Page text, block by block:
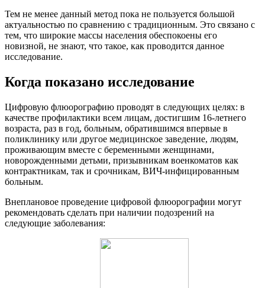
Тем не менее данный метод пока не пользуется большой
актуальностью по сравнению с традиционным. Это связано с
тем, что широкие массы населения обеспокоены его
новизной, не знают, что такое, как проводится данное
исследование.
Когда показано исследование
Цифровую флюорографию проводят в следующих целях: в
качестве профилактики всем лицам, достигшим 16-летнего
возраста, раз в год, больным, обратившимся впервые в
поликлинику или другое медицинское заведение, людям,
проживающим вместе с беременными женщинами,
новорожденными детьми, призывникам военкоматов как
контрактникам, так и срочникам, ВИЧ-инфицированным
больным.
Внеплановое проведение цифровой флюорографии могут
рекомендовать сделать при наличии подозрений на
следующие заболевания: